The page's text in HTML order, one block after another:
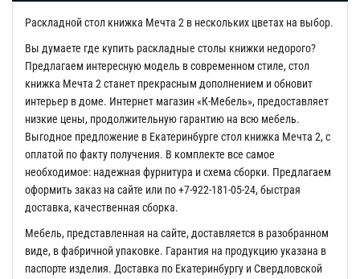
Раскладной стол книжка Мечта 2 в нескольких цветах на выбор.
Вы думаете где купить раскладные столы книжки недорого?
Предлагаем интересную модель в современном стиле, стол
книжка Мечта 2 станет прекрасным дополнением и обновит
интерьер в доме. Интернет магазин «К-Мебель», предоставляет
низкие цены, продолжительную гарантию на всю мебель.
Выгодное предложение в Екатеринбурге стол книжка Мечта 2, с
оплатой по факту получения. В комплекте все самое
необходимое: надежная фурнитура и схема сборки. Предлагаем
оформить заказ на сайте или по +7-922-181-05-24, быстрая
доставка, качественная сборка.
Мебель, представленная на сайте, доставляется в разобранном
виде, в фабричной упаковке. Гарантия на продукцию указана в
паспорте изделия. Доставка по Екатеринбургу и Свердловской